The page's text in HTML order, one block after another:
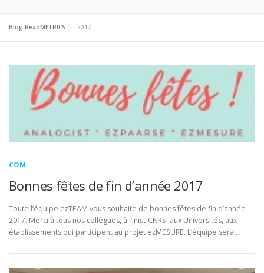
ANALYSES DE PLATEFORMES
RENDEZ-VOUS FAQ & GLOSSAIRE
COM DOCUMENTATION ENGLISH
Blog ReadMETRICS 2017
COM
Bonnes fêtes de fin d’année 2017
Toute l’équipe ezTEAM vous souhaite de bonnes fêtes de fin d’année
2017. Merci à tous nos collègues, à l’Inist-CNRS, aux Universités, aux
établissements qui participent au projet ezMESURE. L’équipe sera …